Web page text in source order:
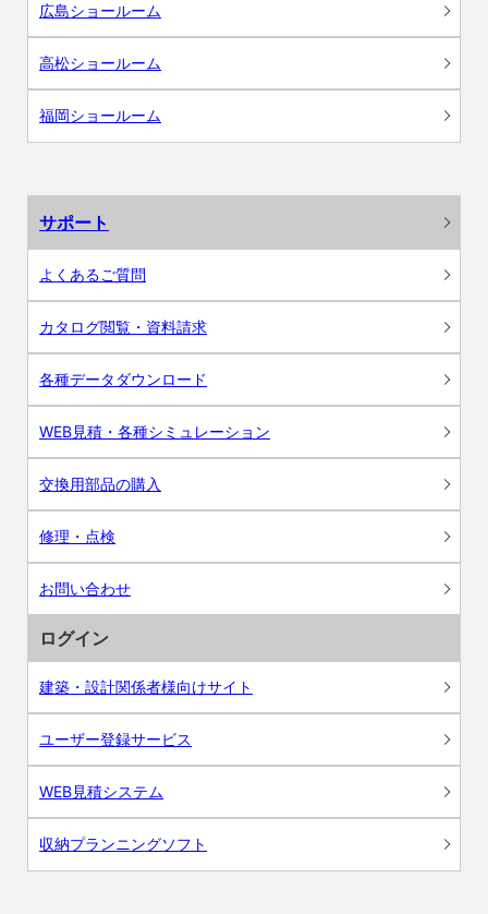
広島ショールーム
高松ショールーム
福岡ショールーム
サポート
よくあるご質問
カタログ閲覧・資料請求
各種データダウンロード
WEB見積・各種シミュレーション
交換用部品の購入
修理・点検
お問い合わせ
ログイン
建築・設計関係者様向けサイト
ユーザー登録サービス
WEB見積システム
収納プランニングソフト